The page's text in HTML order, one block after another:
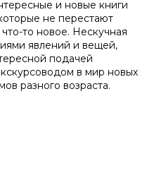
и новые книги
не перестают
то новое. Нескучная
явлений и вещей,
подачей
в мир новых
разного возраста.